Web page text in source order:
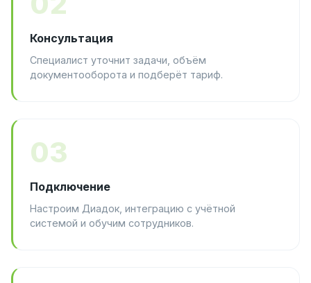
Консультация
Специалист уточнит задачи, объём
документооборота и подберёт тариф.
03
Подключение
Настроим Диадок, интеграцию с учётной
системой и обучим сотрудников.